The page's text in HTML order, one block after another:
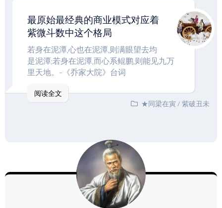
最原始最经典的商业模式对应着
紫微斗数中这个格局
若身在泥潭,心也在泥潭,则满眼望去均
是泥潭;若身在泥潭,而心系鲲鹏,则能见九万
里天地。-《乔家大院》台词
阅读全文
★同梁在寅/紫破丑未